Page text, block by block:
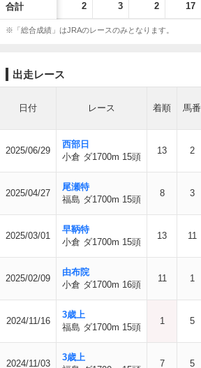
合計 2 3 2 17
※「総合成績」はJRAのレースのみとなります。
出走レース
日付 レース 着順 馬番
2025/06/29
西部日
小倉 ダ1700m 15頭
13 2
2025/04/27
尾瀬特
福島 ダ1700m 15頭
8 3
2025/03/01
早鞆特
小倉 ダ1700m 15頭
13 11
2025/02/09
由布院
小倉 ダ1700m 16頭
11 1
2024/11/16
3歳上
福島 ダ1700m 15頭
1 5
2024/11/03
3歳上
7 5